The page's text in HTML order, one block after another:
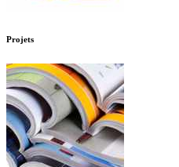
Projets